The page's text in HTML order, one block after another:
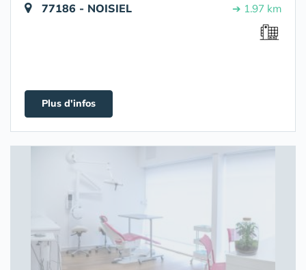
77186 - NOISIEL ➔ 1.97 km
Plus d'infos